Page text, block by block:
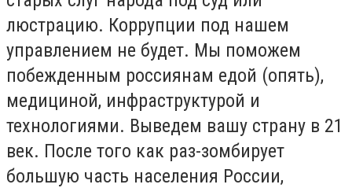
люстрацию. Коррупции под нашем
управлением не будет. Мы поможем
побежденным россиянам едой (опять),
медициной, инфраструктурой и
технологиями. Выведем вашу страну в 21
век. После того как раз-зомбирует
большую часть населения России,